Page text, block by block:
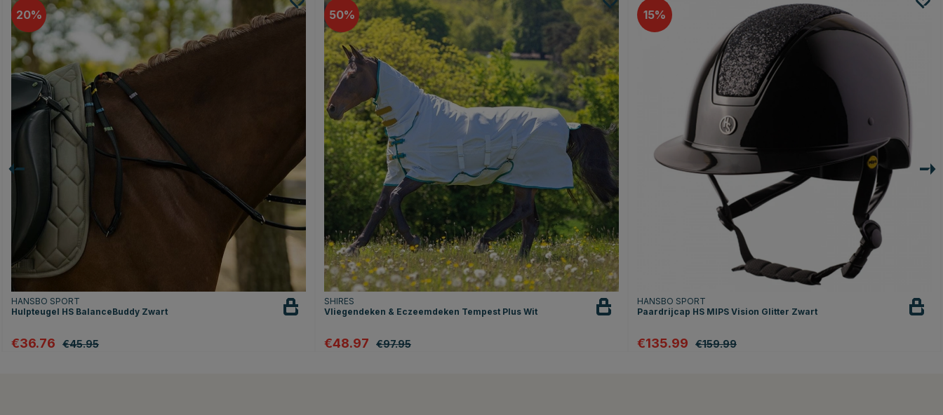
20
HANSBO SPORT
Hulpteugel HS BalanceBuddy Zwart
€36.76 €45.95
50
SHIRES
Vliegendeken & Eczeemdeken Tempest Plus Wit
€48.97 €97.95
15
HANSBO SPORT
Paardrijcap HS MIPS Vision Glitter Zwart
€135.99 €159.99